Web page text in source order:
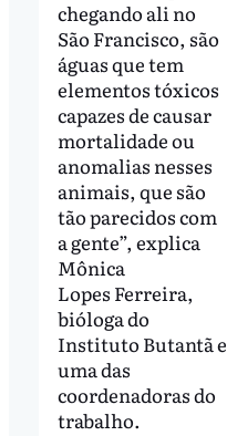
chegando ali no
São Francisco, são
águas que tem
elementos tóxicos
capazes de causar
mortalidade ou
anomalias nesses
animais, que são
tão parecidos com
a gente”, explica
Mônica
Lopes Ferreira,
bióloga do
Instituto Butantã e
uma das
coordenadoras do
trabalho.